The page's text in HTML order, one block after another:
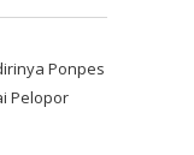
Ponpes
Pelopor